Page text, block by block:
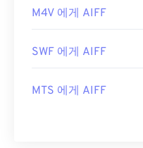
M4V 에게 AIFF
SWF 에게 AIFF
MTS 에게 AIFF